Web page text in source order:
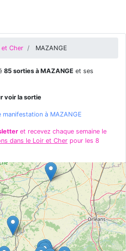
et Cher MAZANGE
85 sorties à MAZANGE et ses
voir la sortie
manifestation à MAZANGE
et recevez chaque semaine le
dans le Loir et Cher pour les 8